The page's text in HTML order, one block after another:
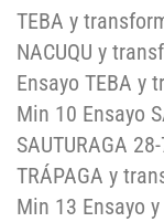
TEBA y
NACUQU y
Ensayo TEBA y
Min 10 Ensayo
SAUTURAGA
TRÁPAGA y
Min 13 Ensayo